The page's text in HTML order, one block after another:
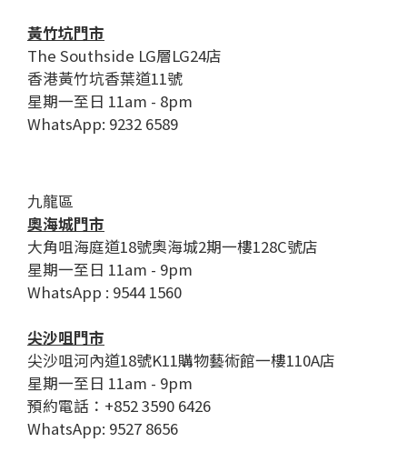
黃竹坑門市
The Southside LG層LG24店
香港黃竹坑香葉道11號
星期一至日 11am - 8pm
WhatsApp: 9232 6589
九龍區
奧海城門市
大角咀海庭道18號奧海城2期一樓128C號店
星期一至日 11am - 9pm
WhatsApp : 9544 1560
尖沙咀門市
尖沙咀河內道18號K11購物藝術館一樓110A店
星期一至日 11am - 9pm
預約電話：+852 3590 6426
WhatsApp: 9527 8656